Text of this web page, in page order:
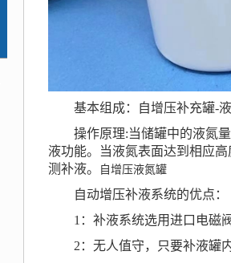
基本组成：自增压补充罐-液
操作原理:当储罐中的液氮量
液功能。当液氮表面达到相应
测补液。
自增压液氮罐
自动增压补液系统的优点：
1：补液系统选用进口电磁阀
2：无人值守，只要补液罐内